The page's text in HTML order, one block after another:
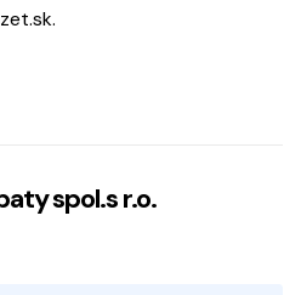
spol.s r.o.